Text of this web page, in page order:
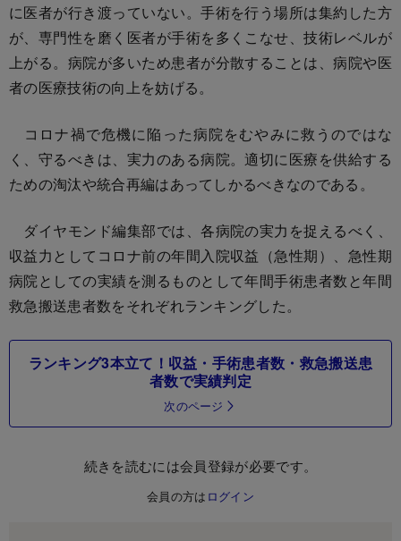
に医者が行き渡っていない。手術を行う場所は集約した方
が、専門性を磨く医者が手術を多くこなせ、技術レベルが
上がる。病院が多いため患者が分散することは、病院や医
者の医療技術の向上を妨げる。
コロナ禍で危機に陥った病院をむやみに救うのではな
く、守るべきは、実力のある病院。適切に医療を供給する
ための淘汰や統合再編はあってしかるべきなのである。
ダイヤモンド編集部では、各病院の実力を捉えるべく、
収益力としてコロナ前の年間入院収益（急性期）、急性期
病院としての実績を測るものとして年間手術患者数と年間
救急搬送患者数をそれぞれランキングした。
ランキング3本立て！収益・手術患者数・救急搬送患
者数で実績判定
次のページ
続きを読むには会員登録が必要です。
会員の方は ログイン